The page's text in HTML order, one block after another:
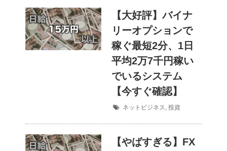
【大好評】バイナ
リーオプションで
稼ぐ最短2分、1日
平均2万7千円稼い
でいるシステム
【今すぐ確認】
ネットビジネス, 投資
【やばすぎる】FX